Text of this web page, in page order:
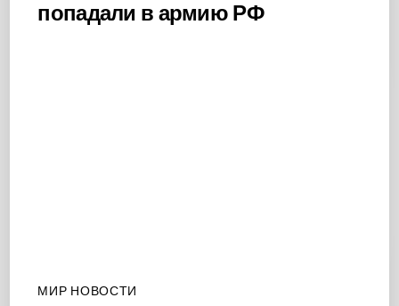
попадали в армию РФ
МИР НОВОСТИ